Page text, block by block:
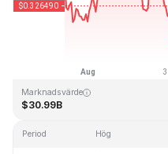
Senast uppdaterad: 2026-08-07, 09:48
Marknadsvärde
$30.99B
Period Hög